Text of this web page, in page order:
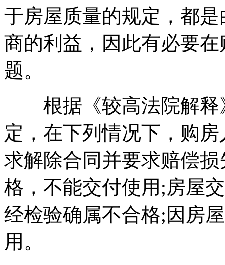
于房屋质量的规定，都
商的利益，因此有必要
题。
根据《较高法院解释
定，在下列情况下，购
求解除合同并要求赔偿
格，不能交付使用;房屋
经检验确属不合格;因房
用。